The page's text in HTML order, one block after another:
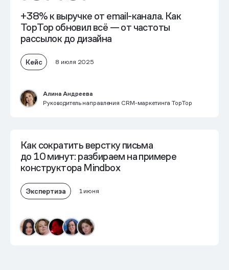
+38% к выручке от email-канала. Как
TopTop обновил всё — от частоты
рассылок до дизайна
Кейс 8 июля 2025
Алина Андреева
Руководитель направления CRM-маркетинга TopTop
Как сократить верстку письма
до 10 минут: разбираем на примере
конструктора Mindbox
Экспертиза 1 июня